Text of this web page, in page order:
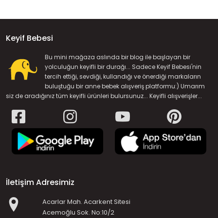
Keyif Bebesi
Bu mini mağaza aslında bir blog ile başlayan bir
yolculuğun keyifli bir durağı... Sadece Keyif Bebesi'nin
tercih ettiği, sevdiği, kullandığı ve önerdiği markaların
buluştuğu bir anne bebek alışveriş platformu:) Umarım
siz de aradığınız tüm keyifli ürünleri bulursunuz... Keyifli alışverişler...
İletişim Adresimiz
Acarlar Mah. Acarkent Sitesi
Acemoğlu Sok. No:10/2